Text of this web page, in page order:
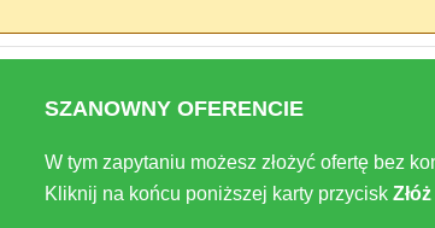
SZANOWNY OFERENCIE
W tym zapytaniu możesz złożyć ofertę bez
Kliknij na końcu poniższej karty przycisk